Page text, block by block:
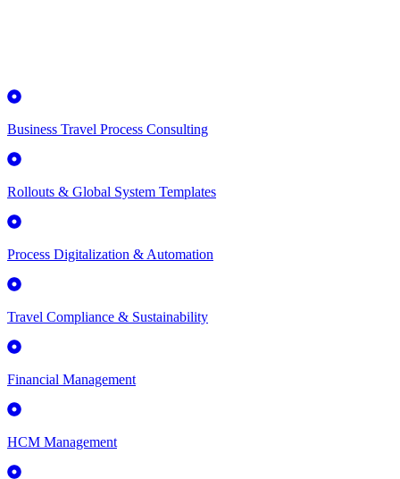
Business Travel Process Consulting
Rollouts & Global System Templates
Process Digitalization & Automation
Travel Compliance & Sustainability
Financial Management
HCM Management